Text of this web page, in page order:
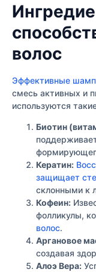
волос
Эффективные
смесь активных и
используются
Биотин
Кератин:
защищает
склонными к
Кофеин:
фолликулы,
волос.
Аргановое
создавая
Алоэ Вера: